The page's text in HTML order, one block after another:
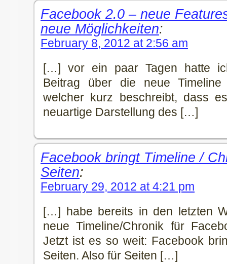
Facebook 2.0 – neue
neue Möglichkeiten:
February 8, 2012 at 2:56 am
[…] vor ein paar Tagen hatte
Beitrag über die neue Timeline
welcher kurz beschreibt, dass
neuartige Darstellung des […]
Facebook bringt Timeline /
Seiten:
February 29, 2012 at 4:21 pm
[…] habe bereits in den letzten
neue Timeline/Chronik für
Jetzt ist es so weit: Facebook
Seiten. Also für Seiten […]